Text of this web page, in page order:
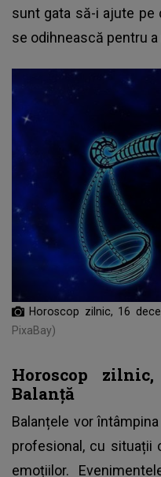
sunt gata să-i ajute pe
se odihnească pentru
Horoscop zilnic, 16
PixaBay)
Horoscop
Balanță
Balanțele vor
profesional, cu situații
emoțiilor.